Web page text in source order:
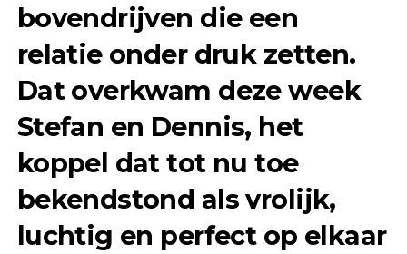
bovendrijven die een
relatie onder druk zetten.
Dat overkwam deze week
Stefan en Dennis, het
koppel dat tot nu toe
bekendstond als vrolijk,
luchtig en perfect op elkaar